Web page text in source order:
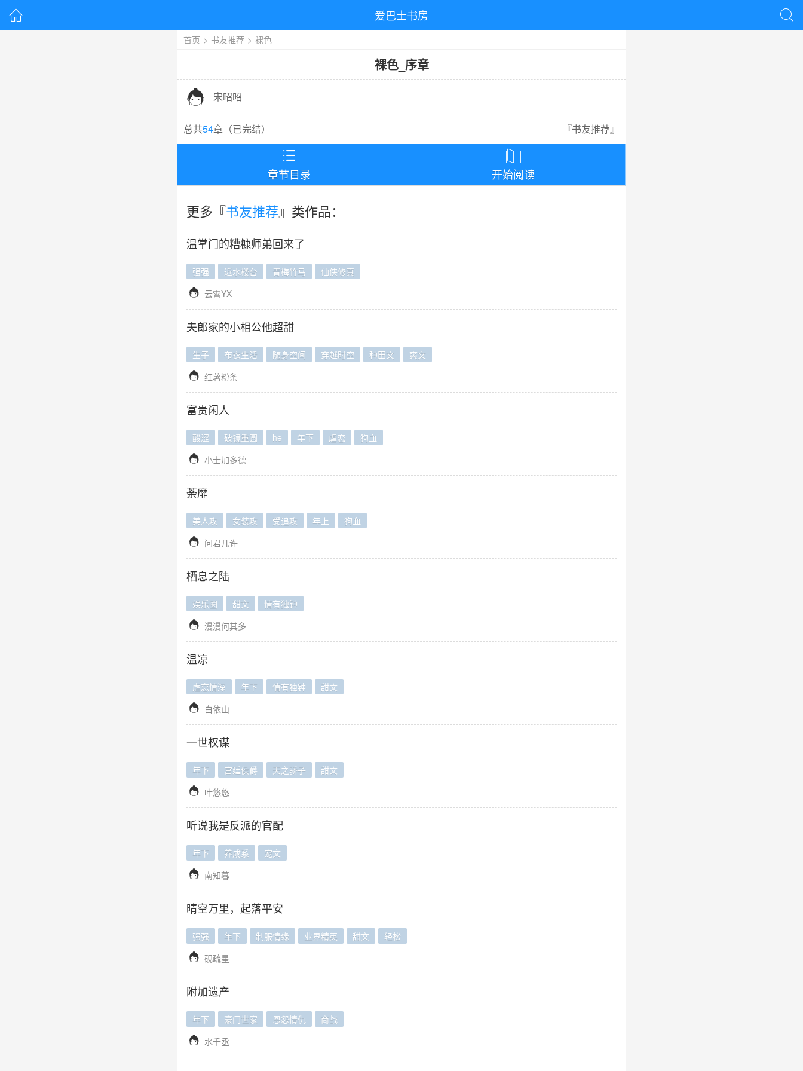
 爱巴士书房 
首页 > 书友推荐 > 裸色
裸色_ 序章
 宋昭昭
总共54章（已完结） 『书友推荐』

章节目录

开始阅读
更多『书友推荐』类作品：
温掌门的糟糠师弟回来了
强强 近水楼台 青梅竹马 仙侠修真
 云霄YX
夫郎家的小相公他超甜
生子 布衣生活 随身空间 穿越时空 种田文 爽文
 红薯粉条
富贵闲人
酸涩 破镜重圆 he 年下 虐恋 狗血
 小士加多德
荼靡
美人攻 女装攻 受追攻 年上 狗血
 问君几许
栖息之陆
娱乐圈 甜文 情有独钟
 漫漫何其多
温凉
虐恋情深 年下 情有独钟 甜文
 白依山
一世权谋
年下 宫廷侯爵 天之骄子 甜文
 叶悠悠
听说我是反派的官配
年下 养成系 宠文
 南知暮
晴空万里，起落平安
强强 年下 制服情缘 业界精英 甜文 轻松
 砚疏星
附加遗产
年下 豪门世家 恩怨情仇 商战
 水千丞